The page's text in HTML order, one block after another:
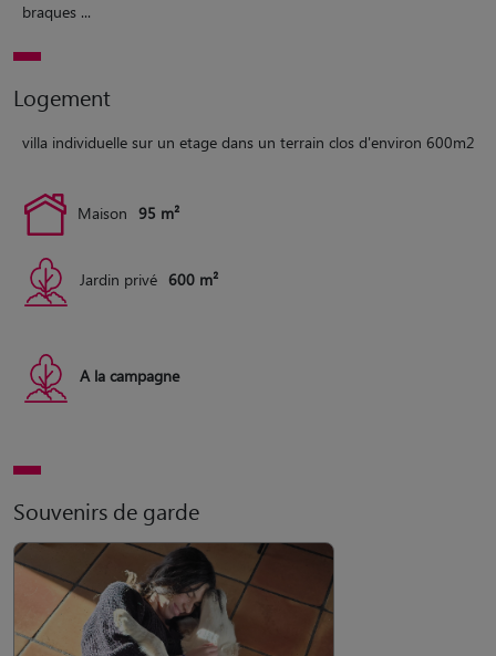
braques ...
Logement
villa individuelle sur un etage dans un terrain clos d'environ 600m2
Maison 95 m²
Jardin privé 600 m²
A la campagne
Souvenirs de garde